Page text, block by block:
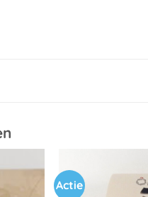
Actie